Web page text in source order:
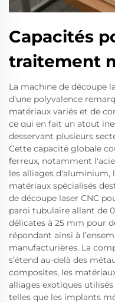
Capacités
traitement
La machine de découpe
d'une polyvalence
matériaux variés et de
ce qui en fait un atout
desservant plusieurs
Cette capacité globale
ferreux, notamment
les alliages d'aluminium,
matériaux spécialisés
de découpe laser CNC
paroi tubulaire allant de
délicates à 25 mm pour
répondant ainsi à
manufacturières. La
s’étend au-delà des
composites, les
alliages exotiques
telles que les implants